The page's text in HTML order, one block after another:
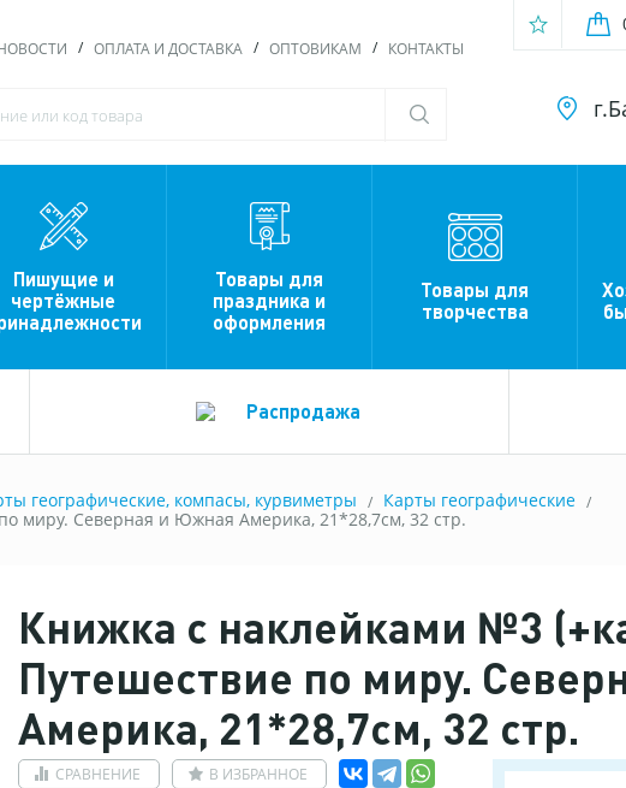
ОПЛАТА И ДОСТАВКА ОПТОВИКАМ КОНТАКТЫ
Пишущие и
чертёжные
Товары для
праздника и
оформления
Товары для
творчества
Распродажа
географические, компасы, курвиметры
Карты географические
миру. Северная и Южная Америка, 21*28,7см, 32 стр.
Книжка с наклейками №3
Путешествие по миру.
Америка, 21*28,7см, 32 стр.
СРАВНЕНИЕ В ИЗБРАННОЕ